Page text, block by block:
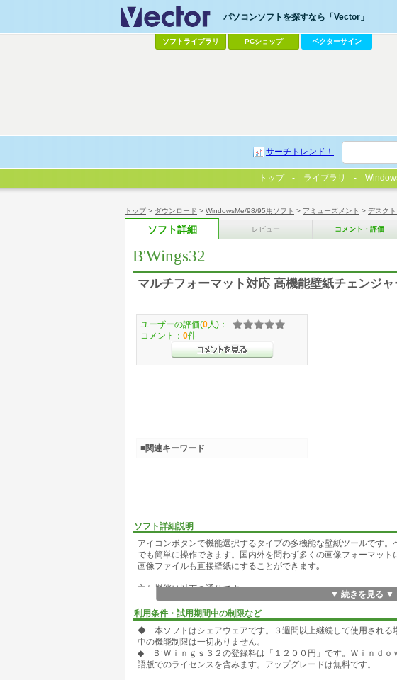
トップ> ダウンロード > WindowsMe/98/95用ソフト > アミューズメント > デスク
ソフト詳細 レビュー コメント・評価
B'Wings32
マルチフォーマット対応 高機能壁紙チェンジャ
ソフト詳細説明
アイコンボタンで機能選択するタイプの多機能な壁紙ツールです。
でも簡単に操作できます。国内外を問わず多くの画像フォーマッ
画像ファイルも直接壁紙にすることができます｡
主な機能は以下の通りです。
☆マルチフォーマット対応
・画像ファイル(32種類)
・海外：Jpeg/フォトCD/GIF/PNG/TIFF/PICT/フォトショップ/
・国内：MAG/PIC/XLD4/HG等
・圧縮ファイル(3種類)
・ LZH/ZIP/ARJ
▼ 続きを見る ▼
利用条件・試用期間中の制限など
◆ 本ソフトはシェアウェアです。３週間以上継続して使用される
中の機能制限は一切ありません。
◆ Ｂ’Ｗｉｎｇｓ３２の登録料は「１２００円」です。Ｗｉｎｄｏ
語版でのライセンスを含みます。アップグレードは無料です。
ユーザーの評価(0 人)：
コメント： 0件
■関連キーワード
パソコンソフトを探すなら「Vector」
ソフトライブラリ PCショップ ベクターサイン
サーチトレンド！
トップ ライブラリ